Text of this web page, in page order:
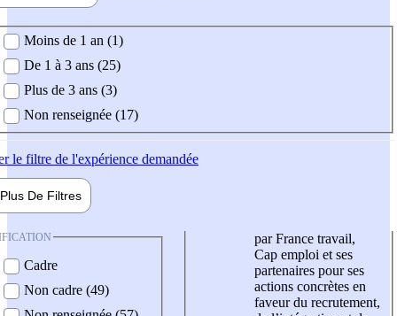
demandée
Moins de 1 an (1)
De 1 à 3 ans (25)
Plus de 3 ans (3)
Non renseignée (17)
le filtre de l'expérience demandée
Plus De Filtres
Cadre
Non cadre (49)
par France travail,
Cap emploi et ses
partenaires pour ses
actions concrètes en
faveur du recrutement,